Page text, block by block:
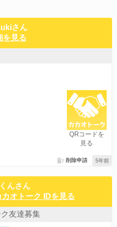
さん
を見る
QRコードを
見る
5年前
削除申請
んさん
オトーク IDを見る
友達募集